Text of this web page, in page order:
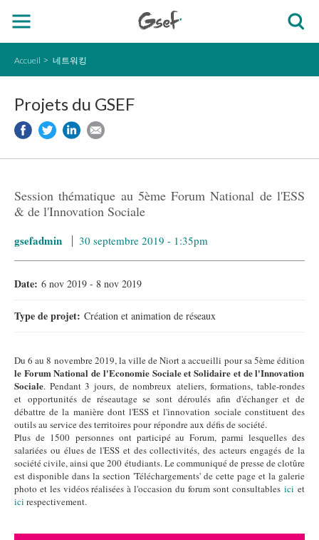
Accueil 네트워킹
Projets du GSEF
Session thématique au 5ème Forum National de l'ESS
& de l'Innovation Sociale
gsefadmin 30 septembre 2019 - 1:35pm
Date: 6 nov 2019 - 8 nov 2019
Type de projet: Création et animation de réseaux
Du 6 au 8 novembre 2019, la ville de Niort a accueilli pour sa 5ème édition
le Forum National de l'Economie Sociale et Solidaire et de l'Innovation
Sociale. Pendant 3 jours, de nombreux ateliers, formations, table-rondes
et opportunités de réseautage se sont déroulés afin d'échanger et de
débattre de la manière dont l'ESS et l'innovation sociale constituent des
outils au service des territoires pour répondre aux défis de société.
Plus de 1500 personnes ont participé au Forum, parmi lesquelles des
salariées ou élues de l'ESS et des collectivités, des acteurs engagés de la
société civile, ainsi que 200 étudiants. Le communiqué de presse de clotûre
est disponible dans la section 'Téléchargements' de cette page et la galerie
photo et les vidéos réalisées à l'occasion du forum sont consultablesici et
ici respectivement.